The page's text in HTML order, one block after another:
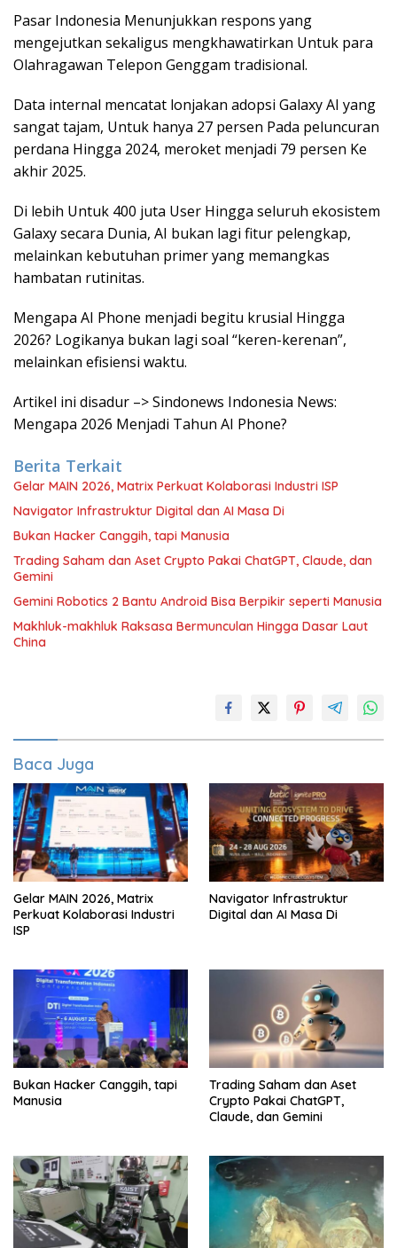
Pasar Indonesia Menunjukkan respons yang
mengejutkan sekaligus mengkhawatirkan Untuk para
Olahragawan Telepon Genggam tradisional.
Data internal mencatat lonjakan adopsi Galaxy AI yang
sangat tajam, Untuk hanya 27 persen Pada peluncuran
perdana Hingga 2024, meroket menjadi 79 persen Ke
akhir 2025.
Di lebih Untuk 400 juta User Hingga seluruh ekosistem
Galaxy secara Dunia, AI bukan lagi fitur pelengkap,
melainkan kebutuhan primer yang memangkas
hambatan rutinitas.
Mengapa AI Phone menjadi begitu krusial Hingga
2026? Logikanya bukan lagi soal “keren-kerenan”,
melainkan efisiensi waktu.
Artikel ini disadur –> Sindonews Indonesia News:
Mengapa 2026 Menjadi Tahun AI Phone?
Berita Terkait
Gelar MAIN 2026, Matrix Perkuat Kolaborasi Industri ISP
Navigator Infrastruktur Digital dan AI Masa Di
Bukan Hacker Canggih, tapi Manusia
Trading Saham dan Aset Crypto Pakai ChatGPT, Claude, dan
Gemini
Gemini Robotics 2 Bantu Android Bisa Berpikir seperti Manusia
Makhluk-makhluk Raksasa Bermunculan Hingga Dasar Laut
China
Baca Juga
Gelar MAIN 2026, Matrix
Perkuat Kolaborasi Industri
ISP
Navigator Infrastruktur
Digital dan AI Masa Di
Bukan Hacker Canggih, tapi
Manusia
Trading Saham dan Aset
Crypto Pakai ChatGPT,
Claude, dan Gemini